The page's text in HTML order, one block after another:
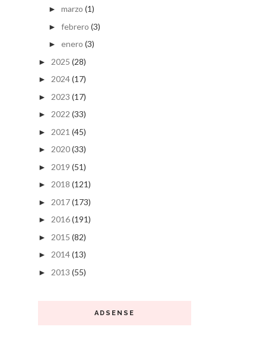
► marzo (1)
► febrero (3)
► enero (3)
► 2025 (28)
► 2024(17)
► 2023 (17)
► 2022 (33)
► 2021 (45)
► 2020(33)
► 2019 (51)
► 2018 (121)
► 2017(173)
► 2016(191)
► 2015 (82)
► 2014(13)
► 2013 (55)
ADSENSE